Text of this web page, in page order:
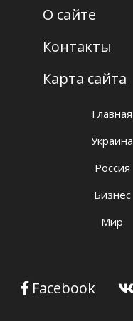
Главная
Украина
Россия
Бизнес
Мир
Facebook
О сайте
Контакты
Карта сайта